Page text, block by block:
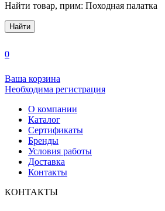
Найти товар, прим: Походная палатка
Найти
0
Ваша корзина
Необходима регистрация
О компании
Каталог
Сертификаты
Бренды
Условия работы
Доставка
Контакты
КОНТАКТЫ